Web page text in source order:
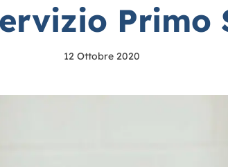
Primo
12 Ottobre 2020